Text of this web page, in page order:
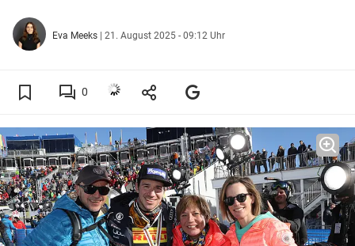
Eva Meeks | 21. August 2025 - 09:12 Uhr
0